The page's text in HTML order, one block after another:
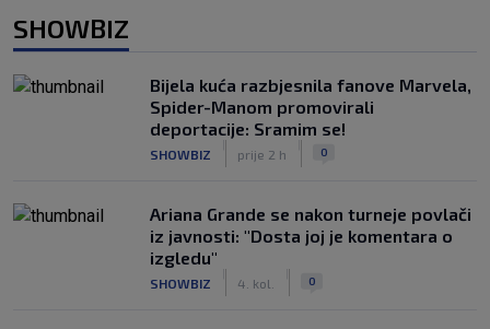
SHOWBIZ
Bijela kuća razbjesnila fanove Marvela,
Spider-Manom promovirali
deportacije: Sramim se!
SHOWBIZ prije 2 h 0
Ariana Grande se nakon turneje povlači
iz javnosti: "Dosta joj je komentara o
izgledu"
SHOWBIZ 4. kol. 0